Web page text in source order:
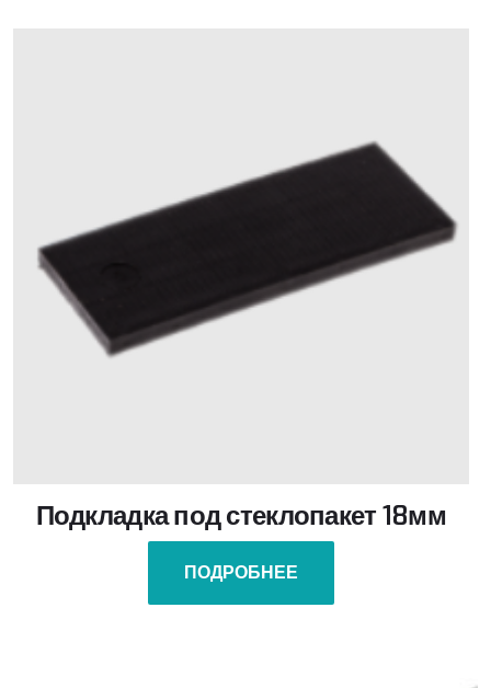
Подкладка под стеклопакет 18мм
ПОДРОБНЕЕ